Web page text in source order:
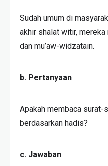
Sudah umum di
akhir shalat witir,
dan mu’aw-widzatain.
b. Pertanyaan
Apakah membaca surat-
berdasarkan hadis?
c. Jawaban